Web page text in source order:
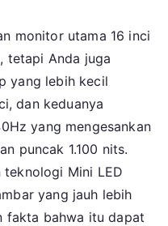
monitor utama 16 inci
tetapi Anda juga
yang lebih kecil
dan keduanya
yang mengesankan
puncak 1.100 nits.
teknologi Mini LED
yang jauh lebih
fakta bahwa itu dapat